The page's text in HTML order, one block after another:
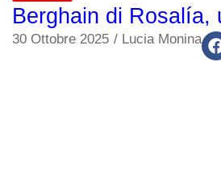
Berghain di Rosalía,
30 Ottobre 2025 / Lucia Monina